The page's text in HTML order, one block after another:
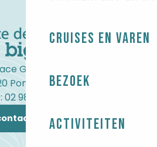
Cruises en varen
Bezoek
Activiteiten
Gambetta
Pont-l'Abbé
02 98 82 37 99
met ons op